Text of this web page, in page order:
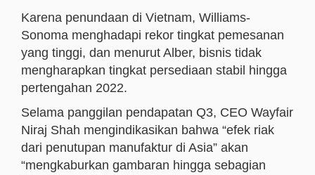
Karena penundaan di Vietnam, Williams-
Sonoma menghadapi rekor tingkat pemesanan
yang tinggi, dan menurut Alber, bisnis tidak
mengharapkan tingkat persediaan stabil hingga
pertengahan 2022.
Selama panggilan pendapatan Q3, CEO Wayfair
Niraj Shah mengindikasikan bahwa “efek riak
dari penutupan manufaktur di Asia” akan
“mengkaburkan gambaran hingga sebagian